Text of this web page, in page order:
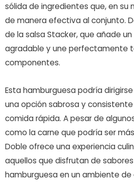
sólida de ingredientes que, en su
de manera efectiva al conjunto.
de la salsa Stacker, que añade
agradable y une perfectamente
componentes.
Esta hamburguesa podría
una opción sabrosa y
comida rápida. A pesar de
como la carne que podría ser
Doble ofrece una experiencia
aquellos que disfrutan de
hamburguesa en un ambiente de